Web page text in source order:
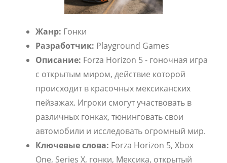
Жанр: Гонки
Разработчик: Playground Games
Описание: Forza Horizon 5 - гоночная игра
с открытым миром, действие которой
происходит в красочных мексиканских
пейзажах. Игроки смогут участвовать в
различных гонках, тюнинговать свои
автомобили и исследовать огромный мир.
Ключевые слова: Forza Horizon 5, Xbox
One, Series X, гонки, Мексика, открытый